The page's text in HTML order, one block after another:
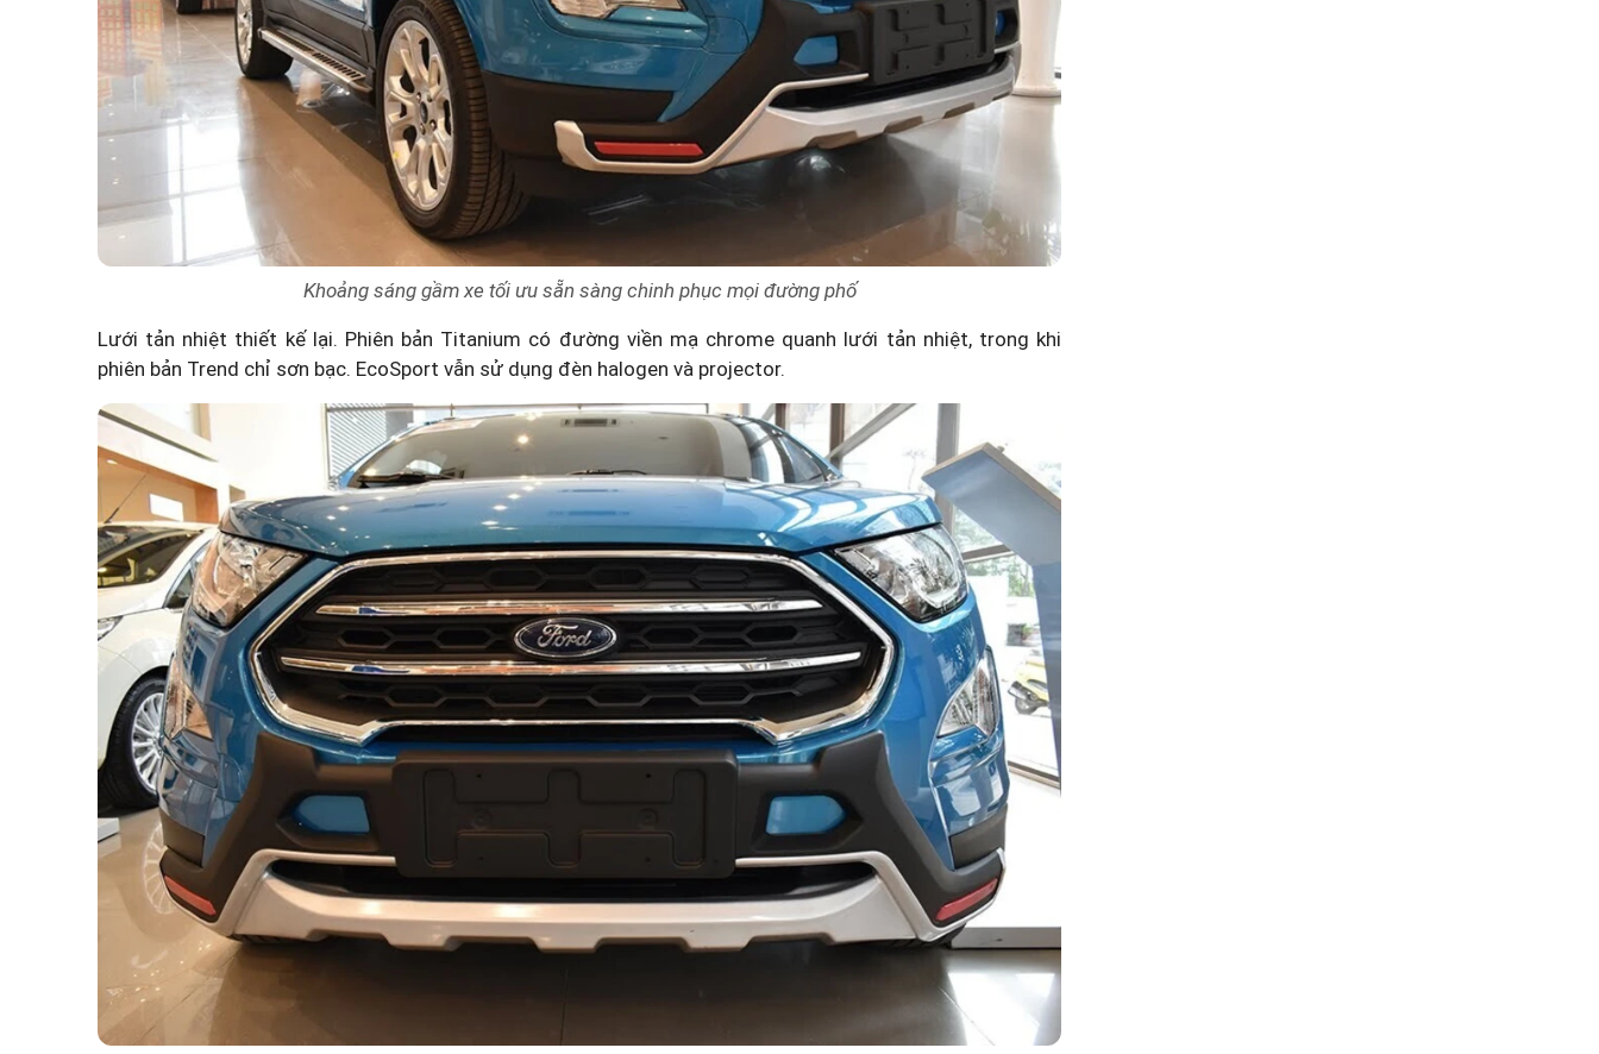
Khoảng sáng gầm xe tối ưu sẵn sàng chinh phục mọi đường phố
Lưới tản nhiệt thiết kế lại. Phiên bản Titanium có đường viền mạ chrome quanh lưới tản nhiệt, trong khi
phiên bản Trend chỉ sơn bạc. EcoSport vẫn sử dụng đèn halogen và projector.